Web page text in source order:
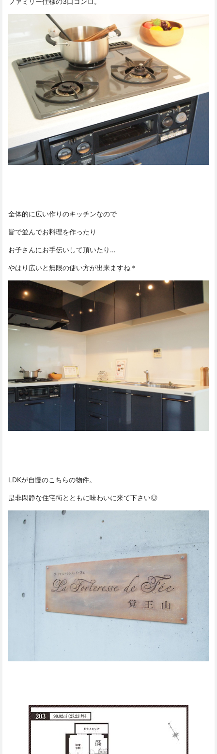
全体的に広い作りのキッチンなので
皆で並んでお料理を作ったり
お子さんにお手伝いして頂いたり…
やはり広いと無限の使い方が出来ますね＊
LDKが自慢のこちらの物件。
是非閑静な住宅街とともに味わいに来て下さい◎